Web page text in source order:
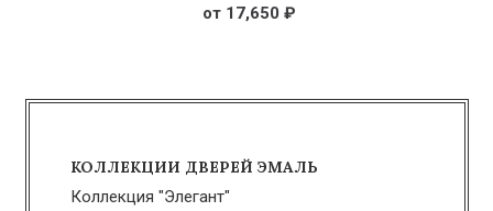
17,650 ₽
КОЛЛЕКЦИИ ДВЕРЕЙ ЭМАЛЬ
Коллекция "Элегант"